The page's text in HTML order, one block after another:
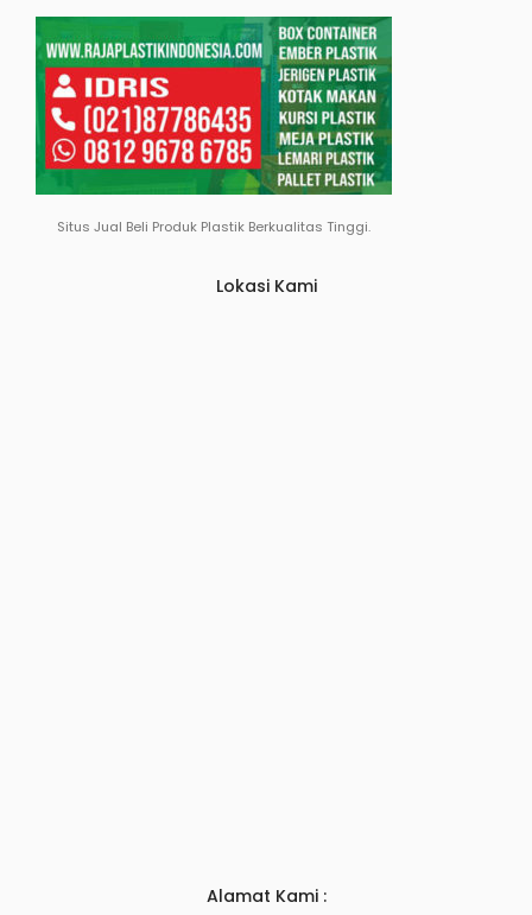
Situs Jual Beli Produk Plastik Berkualitas Tinggi.
Lokasi Kami
Alamat Kami :